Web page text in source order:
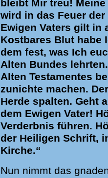
bleibt Mir treu!
wird in das Feuer
Ewigen Vaters gilt in
Kostbares Blut habe
dem fest, was Ich
Alten Bundes
Alten Testamentes
zunichte machen.
Herde spalten. Geht
dem Ewigen Vater!
Verderbnis führen.
der Heiligen Schrift,
Kirche.“
Nun nimmt das